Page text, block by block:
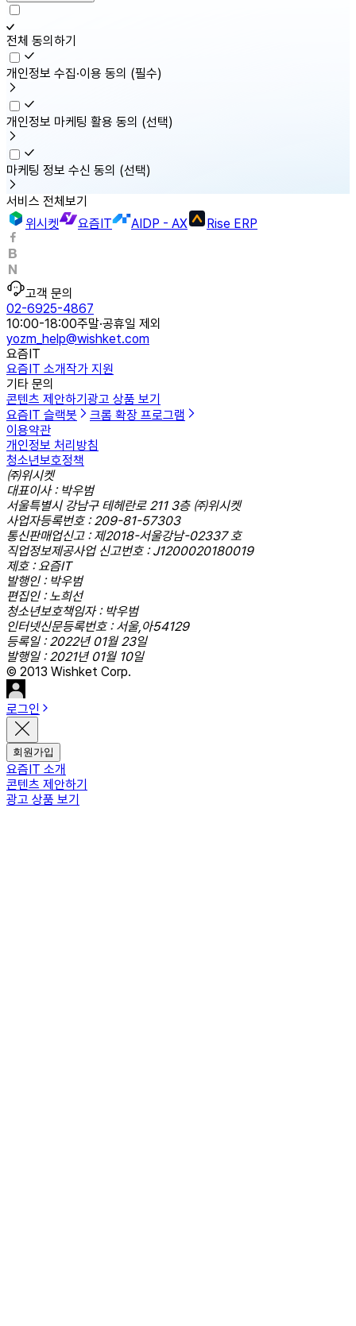
전체 동의하기
개인정보 수집·이용 동의 (필수)
개인정보 마케팅 활용 동의 (선택)
마케팅 정보 수신 동의 (선택)
서비스 전체보기
위시켓
요즘IT AIDP - AX Rise ERP
고객 문의
02-6925-4867
10:00-18:00주말·공휴일 제외
yozm_help@wishket.com
요즘IT
요즘IT 소개작가 지원
기타 문의
콘텐츠 제안하기 광고 상품 보기
요즘IT 슬랙봇
크롬 확장 프로그램
이용약관
개인정보 처리방침
청소년보호정책
㈜위시켓
대표이사 : 박우범
서울특별시 강남구 테헤란로 211 3층 ㈜위시켓
사업자등록번호 : 209-81-57303
통신판매업신고 : 제2018-서울강남-02337 호
직업정보제공사업 신고번호 : J1200020180019
제호 : 요즘IT
발행인 : 박우범
편집인 : 노희선
청소년보호책임자 : 박우범
인터넷신문등록번호 : 서울,아54129
등록일 : 2022년 01월 23일
발행일 : 2021년 01월 10일
© 2013 Wishket Corp.
로그인
회원가입
요즘IT 소개
콘텐츠 제안하기
광고 상품 보기